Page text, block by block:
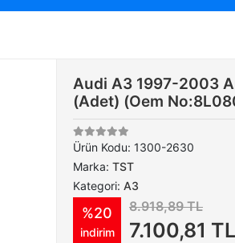
Audi A3 1997-2003
(Adet) (Oem
Ürün Kodu: 1300-2630
Marka: TST
Kategori: A3
%20
indirim
8.918,89 TL
7.100,81 TL